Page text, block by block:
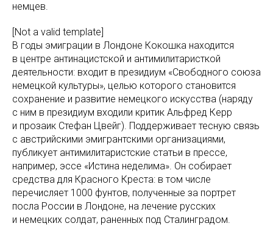
немцев.
[Not a valid template]
В годы эмиграции в Лондоне Кокошка находится
в центре антинацистской и антимилитаристкой
деятельности: входит в президиум «Свободного союза
немецкой культуры», целью которого становится
сохранение и развитие немецкого искусства (наряду
с ним в президиум входили критик Альфред Керр
и прозаик Стефан Цвейг). Поддерживает тесную связь
с австрийскими эмигрантскими организациями,
публикует антимилитаристские статьи в прессе,
например, эссе «Истина неделима». Он собирает
средства для Красного Креста: в том числе
перечисляет 1000 фунтов, полученные за портрет
посла России в Лондоне, на лечение русских
и немецких солдат, раненных под Сталинградом.